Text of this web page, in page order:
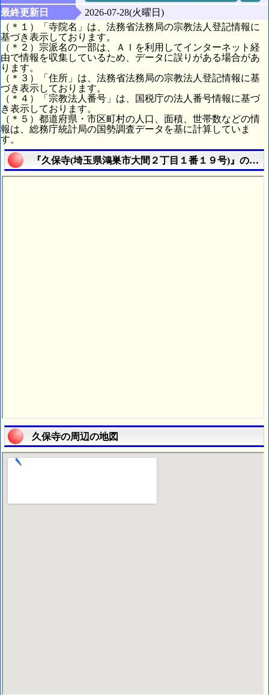
最終更新日
2026-07-28(火曜日)
（＊１）「寺院名」は、法務省法務局の宗教法人登記情報に
基づき表示しております。
（＊２）宗派名の一部は、ＡＩを利用してインターネット経
由で情報を収集しているため、データに誤りがある場合があ
ります。
（＊３）「住所」は、法務省法務局の宗教法人登記情報に基
づき表示しております。
（＊４）「宗教法人番号」は、国税庁の法人番号情報に基づ
き表示しております。
（＊５）都道府県・市区町村の人口、面積、世帯数などの情
報は、総務庁統計局の国勢調査データを基に計算していま
す。
『久保寺(埼玉県鴻巣市大間２丁目１番１９号)』の航
久保寺の周辺の地図